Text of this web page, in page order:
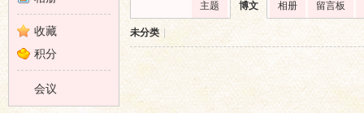
主题
博文 相册 留言板
未分类
收藏
积分
会议